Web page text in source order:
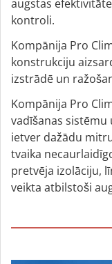
augstas
kontroli.
Kompānija Pro
konstrukciju
izstrādē un
Kompānija Pro
vadīšanas sistēmu
ietver dažādu
tvaika
pretvēja izolāciju,
veikta atbilstoši